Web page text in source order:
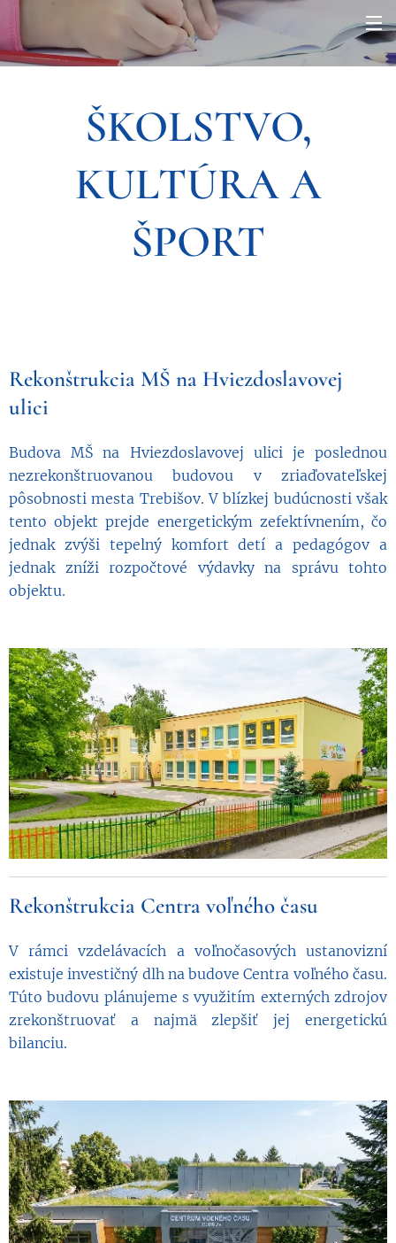
ŠKOLSTVO,
KULTÚRA A
ŠPORT
Rekonštrukcia MŠ na Hviezdoslavovej
ulici
Budova MŠ na Hviezdoslavovej ulici je poslednou
nezrekonštruovanou budovou v zriaďovateľskej
pôsobnosti mesta Trebišov. V blízkej budúcnosti však
tento objekt prejde energetickým zefektívnením, čo
jednak zvýši tepelný komfort detí a pedagógov a
jednak zníži rozpočtové výdavky na správu tohto
objektu.
Rekonštrukcia Centra voľného času
V rámci vzdelávacích a voľnočasových ustanovizní
existuje investičný dlh na budove Centra voľného času.
Túto budovu plánujeme s využitím externých zdrojov
zrekonštruovať a najmä zlepšiť jej energetickú
bilanciu.